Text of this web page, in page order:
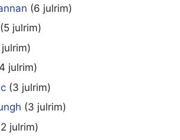
(6 julrim)
(5 julrim)
julrim)
(3 julrim)
(3 julrim)
julrim)